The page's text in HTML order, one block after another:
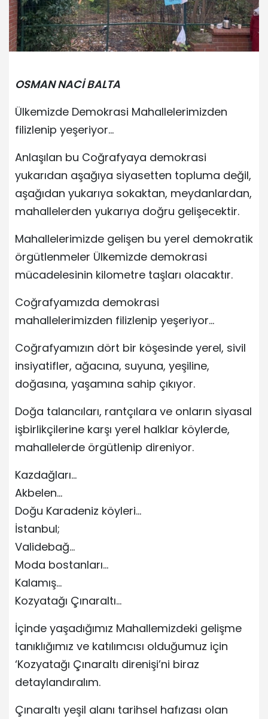
OSMAN NACİ BALTA
Ülkemizde Demokrasi Mahallelerimizden
filizlenip yeşeriyor…
Anlaşılan bu Coğrafyaya demokrasi
yukarıdan aşağıya siyasetten topluma değil,
aşağıdan yukarıya sokaktan, meydanlardan,
mahallelerden yukarıya doğru gelişecektir.
Mahallelerimizde gelişen bu yerel demokratik
örgütlenmeler Ülkemizde demokrasi
mücadelesinin kilometre taşları olacaktır.
Coğrafyamızda demokrasi
mahallelerimizden filizlenip yeşeriyor…
Coğrafyamızın dört bir köşesinde yerel, sivil
insiyatifler, ağacına, suyuna, yeşiline,
doğasına, yaşamına sahip çıkıyor.
Doğa talancıları, rantçılara ve onların siyasal
işbirlikçilerine karşı yerel halklar köylerde,
mahallelerde örgütlenip direniyor.
Kazdağları…
Akbelen…
Doğu Karadeniz köyleri…
İstanbul;
Validebağ…
Moda bostanları…
Kalamış…
Kozyatağı Çınaraltı…
İçinde yaşadığımız Mahallemizdeki gelişme
tanıklığımız ve katılımcısı olduğumuz için
‘Kozyatağı Çınaraltı direnişi’ni biraz
detaylandıralım.
Çınaraltı yeşil alanı tarihsel hafızası olan